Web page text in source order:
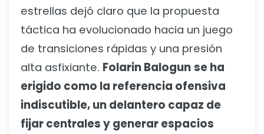
estrellas dejó claro que la propuesta
táctica ha evolucionado hacia un juego
de transiciones rápidas y una presión
alta asfixiante. Folarin Balogun se ha
erigido como la referencia ofensiva
indiscutible, un delantero capaz de
fijar centrales y generar espacios